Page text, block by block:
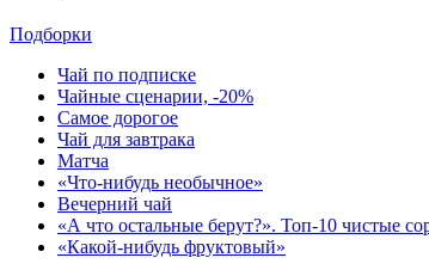
Подборки
Чай по подписке
Чайные сценарии, -20%
Самое дорогое
Чай для завтрака
Матча
«Что-нибудь необычное»
Вечерний чай
«А что остальные берут?». Топ-10 чистые
«Какой-нибудь фруктовый»